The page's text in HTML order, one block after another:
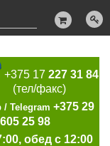
+375 17227 31 84
(тел/факс)
/ Telegram +375 29
605 25 98
обед с 12:00